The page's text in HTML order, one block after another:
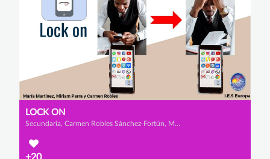
LOCK ON
Secundaria, Carmen Robles Sánchez-Fortún, Miriam Parra Sánchez y María Martínez López